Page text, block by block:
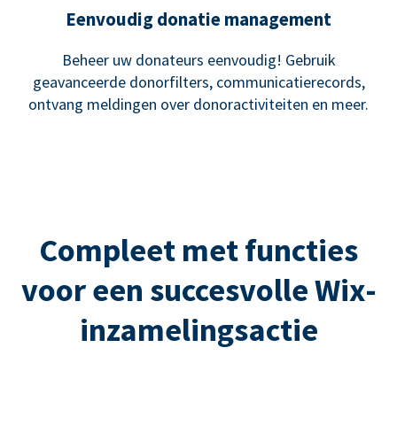
Eenvoudig donatie management
Beheer uw donateurs eenvoudig! Gebruik
geavanceerde donorfilters, communicatierecords,
ontvang meldingen over donoractiviteiten en meer.
Compleet met functies
voor een succesvolle Wix-
inzamelingsactie